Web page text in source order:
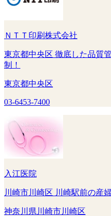
ＮＴＴ印刷株式会社
東京都中央区 徹底した品質
制！
東京都中央区
03-6453-7400
入江医院
川崎市川崎区 川崎駅前の産
神奈川県川崎市川崎区